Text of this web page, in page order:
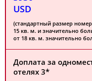
USD
(стандартный размер
15 кв. м. и значительно
от 18 кв. м. значительно
Доплата за
отелях 3*